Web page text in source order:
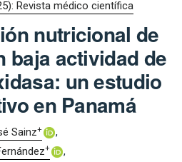
Revista médico científica
nutricional de
baja actividad de
un estudio
en Panamá
Sainz+
+